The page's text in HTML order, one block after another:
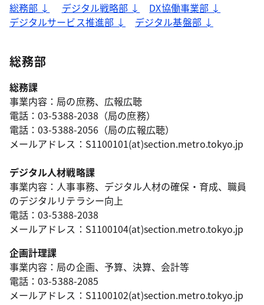
総務部 ↓ デジタル戦略部 ↓
DX協働事業部 ↓
デジタルサービス推進部 ↓
デジタル基盤部 ↓
総務部
総務課
事業内容：局の庶務、広報広聴
電話：03-5388-2038（局の庶務）
電話：03-5388-2056（局の広報広聴）
メールアドレス：S1100101(at)section.metro.tokyo.jp
デジタル人材戦略課
事業内容：人事事務、デジタル人材の確保・育成、職員
のデジタルリテラシー向上
電話：03-5388-2038
メールアドレス：S1100104(at)section.metro.tokyo.jp
企画計理課
事業内容：局の企画、予算、決算、会計等
電話：03-5388-2085
メールアドレス：S1100102(at)section.metro.tokyo.jp